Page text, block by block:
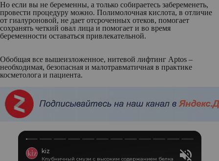
Но если вы не беременны, а только собираетесь забеременеть,
провести процедуру можно. Полимолочная кислота, в отличие
от гиалуроновой, не дает отсроченных отеков, помогает
сохранять четкий овал лица и помогает и во время
беременности оставаться привлекательной.
Обобщая все вышеизложенное, нитевой лифтинг Aptos –
необходимая, безопасная и малотравматичная в практике
косметолога и пациента.